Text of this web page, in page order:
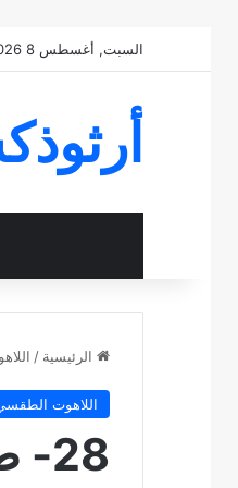
السبت, أغسطس 8 2026
الرئيسية /
اللاهوت
28- طقس تذكار البشارة والميلاد والقيامة